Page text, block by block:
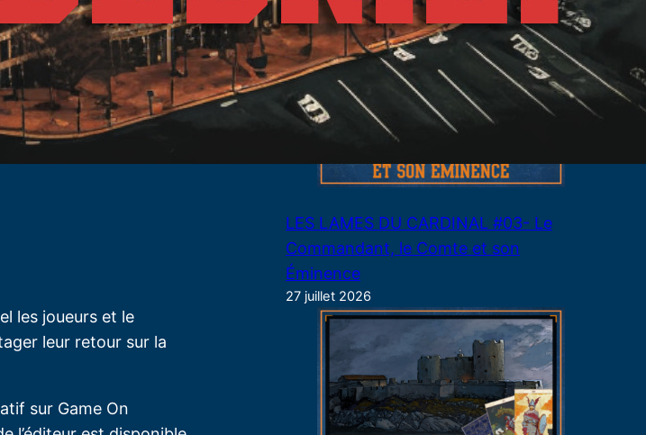
les joueurs et le
leur retour sur la
sur Game On
LES LAMES DU CARDINAL #03- Le
Commandant, le Comte et son
Éminence
27 juillet 2026